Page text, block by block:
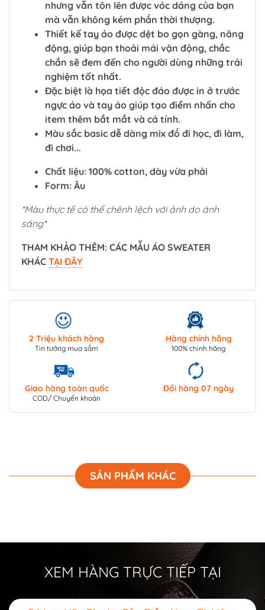
nhưng vẫn tôn lên được vóc dáng của bạn
mà vẫn không kém phần thời thượng.
Thiết kế tay áo được dệt bo gọn gàng, năng
động, giúp bạn thoải mái vận động, chắc
chắn sẽ đem đến cho người dùng những trải
nghiệm tốt nhất.
Đặc biệt là họa tiết độc đáo được in ở trước
ngực áo và tay áo giúp tạo điểm nhấn cho
item thêm bắt mắt và cá tính.
Màu sắc basic dễ dàng mix đồ đi học, đi làm,
đi chơi...
Chất liệu: 100% cotton, dày vừa phải
Form: Âu
*Màu thực tế có thể chênh lệch với ảnh do ánh
sáng*
THAM KHẢO THÊM: CÁC MẪU ÁO SWEATER
KHÁC TẠI ĐÂY
2 Triệu khách hàng
Tin tưởng mua sắm
Hàng chính hãng
100% chính hãng
Giao hàng toàn quốc
COD/ Chuyển khoản
Đổi hàng 07 ngày
SẢN PHẨM KHÁC
XEM HÀNG TRỰC TIẾP TẠI